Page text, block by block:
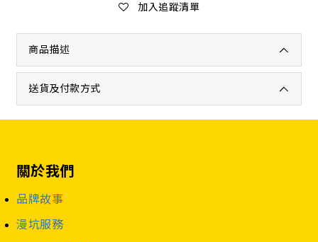
加入追蹤清單
商品描述
送貨及付款方式
關於我們
品牌故事
漫坑服務